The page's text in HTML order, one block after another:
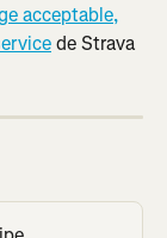
acceptable,
de Strava